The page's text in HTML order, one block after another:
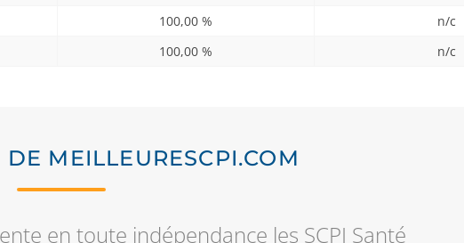
100,00 %
n/c
100,00 % n/c
MEILLEURESCPI.COM
en toute indépendance les SCPI Santé